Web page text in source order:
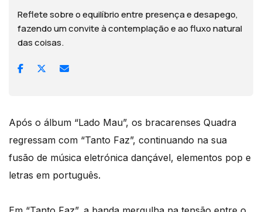
Reflete sobre o equilíbrio entre presença e desapego,
fazendo um convite à contemplação e ao fluxo natural
das coisas.
Após o álbum “Lado Mau”, os bracarenses Quadra
regressam com “Tanto Faz”, continuando na sua
fusão de música eletrónica dançável, elementos pop e
letras em português.